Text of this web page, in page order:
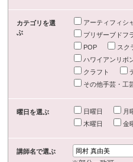
カテゴリを選
ぶ
アーティフィシ
プリザーブドフ
POP
スク
ハワイアンリボ
クラフト
その他手芸・工
曜日を選ぶ 日曜日 月
木曜日
金
講師名で選ぶ